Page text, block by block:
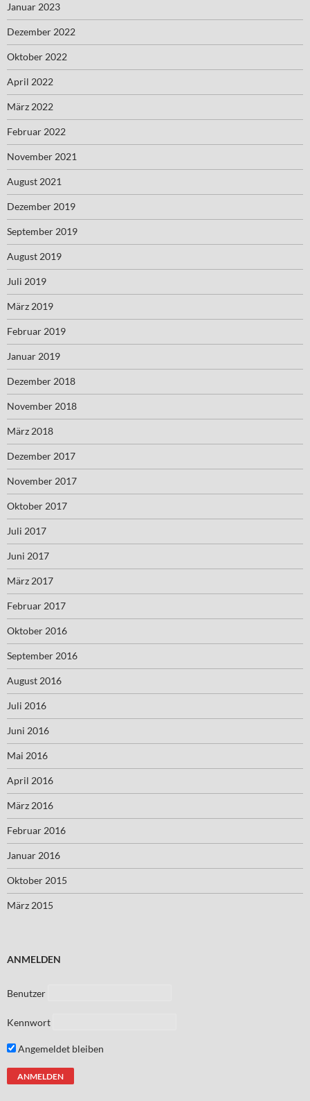
Januar 2023
Dezember 2022
Oktober 2022
April 2022
März 2022
Februar 2022
November 2021
August 2021
Dezember 2019
September 2019
August 2019
Juli 2019
März 2019
Februar 2019
Januar 2019
Dezember 2018
November 2018
März 2018
Dezember 2017
November 2017
Oktober 2017
Juli 2017
Juni 2017
März 2017
Februar 2017
Oktober 2016
September 2016
August 2016
Juli 2016
Juni 2016
Mai 2016
April 2016
März 2016
Februar 2016
Januar 2016
Oktober 2015
März 2015
ANMELDEN
Benutzer
Kennwort
Angemeldet bleiben